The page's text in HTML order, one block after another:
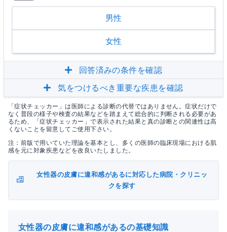
男性
女性
回答済みの条件を確認
気をつけるべき重要な疾患を確認
「症状チェッカー」は医師による診断の代替ではありません。症状だけで
なく普段の様子や検査の結果などを踏まえて総合的に判断される必要があ
るため、「症状チェッカー」で表示された結果と真の診断との関連性は高
くないことを留意してご使用下さい。
注：前版で用いていた理論を基本とし、多くの医師の臨床現場における肌
感を元に対象疾患などを改良いたしました。
女性器の皮膚に違和感があるに対応した病院・クリニッ
クを探す
女性器の皮膚に違和感があるの基礎知識